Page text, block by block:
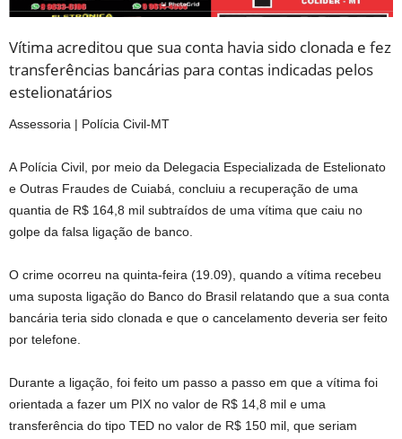
Vítima acreditou que sua conta havia sido clonada e fez
transferências bancárias para contas indicadas pelos
estelionatários
Assessoria | Polícia Civil-MT
A Polícia Civil, por meio da Delegacia Especializada de Estelionato
e Outras Fraudes de Cuiabá, concluiu a recuperação de uma
quantia de R$ 164,8 mil subtraídos de uma vítima que caiu no
golpe da falsa ligação de banco.
O crime ocorreu na quinta-feira (19.09), quando a vítima recebeu
uma suposta ligação do Banco do Brasil relatando que a sua conta
bancária teria sido clonada e que o cancelamento deveria ser feito
por telefone.
Durante a ligação, foi feito um passo a passo em que a vítima foi
orientada a fazer um PIX no valor de R$ 14,8 mil e uma
transferência do tipo TED no valor de R$ 150 mil, que seriam